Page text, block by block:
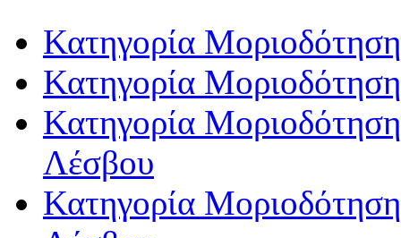
Κατηγορία
Κατηγορία
Κατηγορία
Λέσβου
Κατηγορία